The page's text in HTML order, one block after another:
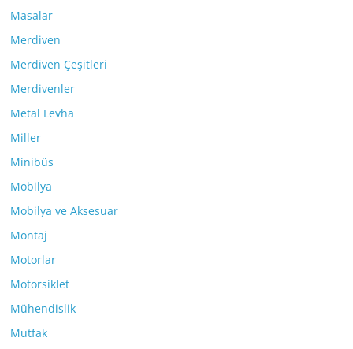
Masalar
Merdiven
Merdiven Çeşitleri
Merdivenler
Metal Levha
Miller
Minibüs
Mobilya
Mobilya ve Aksesuar
Montaj
Motorlar
Motorsiklet
Mühendislik
Mutfak